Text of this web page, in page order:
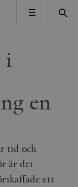
MENY
i
en
tid och
är det
ett